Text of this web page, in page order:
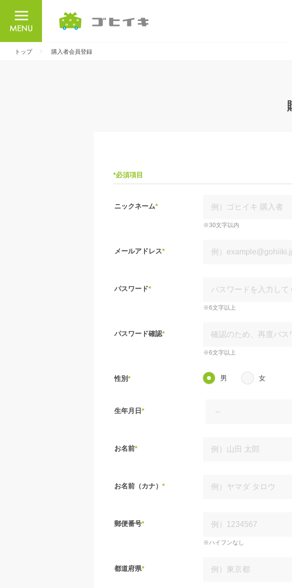
トップ 購入者会員登録
*必須項目
ニックネーム*
※30文字以内
メールアドレス*
パスワード*
※6文字以上
パスワード確認*
※6文字以上
性別* 男 女
生年月日*
お名前*
お名前（カナ） *
郵便番号*
※ハイフンなし
都道府県*